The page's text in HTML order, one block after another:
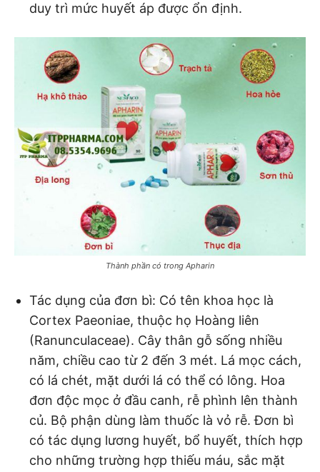
duy trì mức huyết áp được ổn định.
Thành phần có trong Apharin
Tác dụng của đơn bì: Có tên khoa học là
Cortex Paeoniae, thuộc họ Hoàng liên
(Ranunculaceae). Cây thân gỗ sống nhiều
năm, chiều cao từ 2 đến 3 mét. Lá mọc cách,
có lá chét, mặt dưới lá có thể có lông. Hoa
đơn độc mọc ở đầu canh, rễ phình lên thành
củ. Bộ phận dùng làm thuốc là vỏ rễ. Đơn bì
có tác dụng lương huyết, bổ huyết, thích hợp
cho những trường hợp thiếu máu, sắc mặt